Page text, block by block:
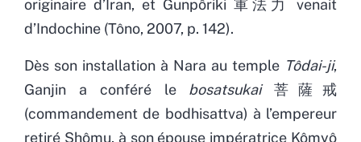
originaire d’Iran, et Gunpôriki 軍法力 venait
d’Indochine (Tôno, 2007, p. 142).
Dès son installation à Nara au temple Tôdai-ji,
Ganjin a conféré le bosatsukai菩薩戒
(commandement de bodhisattva) à l’empereur
retiré Shômu, à son épouse impératrice Kômyô